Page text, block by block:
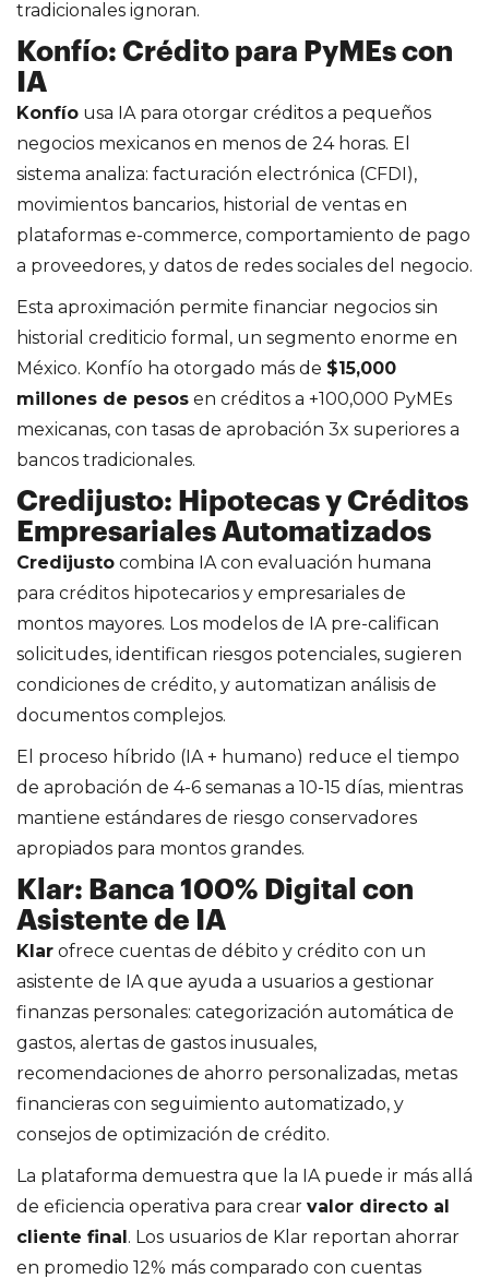
tradicionales ignoran.
Konfío: Crédito para PyMEs con
IA
Konfío usa IA para otorgar créditos a pequeños
negocios mexicanos en menos de 24 horas. El
sistema analiza: facturación electrónica (CFDI),
movimientos bancarios, historial de ventas en
plataformas e-commerce, comportamiento de pago
a proveedores, y datos de redes sociales del negocio.
Esta aproximación permite financiar negocios sin
historial crediticio formal, un segmento enorme en
México. Konfío ha otorgado más de $15,000
millones de pesos en créditos a +100,000 PyMEs
mexicanas, con tasas de aprobación 3x superiores a
bancos tradicionales.
Credijusto: Hipotecas y Créditos
Empresariales Automatizados
Credijusto combina IA con evaluación humana
para créditos hipotecarios y empresariales de
montos mayores. Los modelos de IA pre-califican
solicitudes, identifican riesgos potenciales, sugieren
condiciones de crédito, y automatizan análisis de
documentos complejos.
El proceso híbrido (IA + humano) reduce el tiempo
de aprobación de 4-6 semanas a 10-15 días, mientras
mantiene estándares de riesgo conservadores
apropiados para montos grandes.
Klar: Banca 100% Digital con
Asistente de IA
Klar ofrece cuentas de débito y crédito con un
asistente de IA que ayuda a usuarios a gestionar
finanzas personales: categorización automática de
gastos, alertas de gastos inusuales,
recomendaciones de ahorro personalizadas, metas
financieras con seguimiento automatizado, y
consejos de optimización de crédito.
La plataforma demuestra que la IA puede ir más allá
de eficiencia operativa para crear valor directo al
cliente final. Los usuarios de Klar reportan ahorrar
en promedio 12% más comparado con cuentas